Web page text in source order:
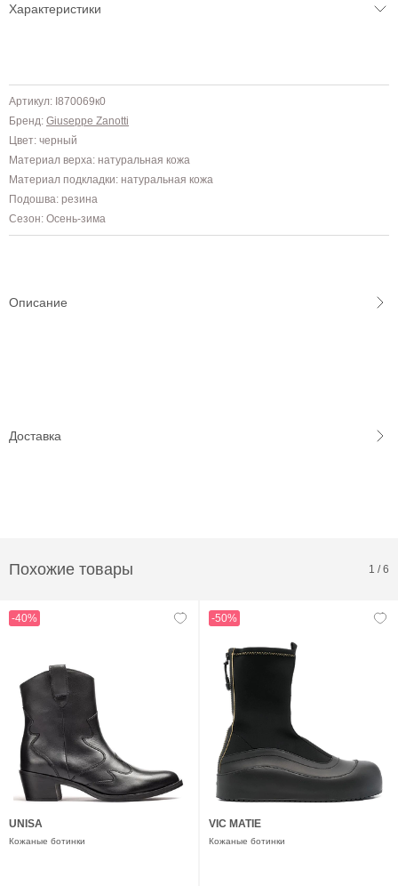
Характеристики
Артикул: I870069к0
Бренд: Giuseppe Zanotti
Цвет: черный
Материал верха: натуральная кожа
Материал подкладки: натуральная кожа
Подошва: резина
Сезон: Осень-зима
Описание
Доставка
Похожие товары 1 /6
-40%
UNISA
Кожаные ботинки
-50%
VIC MATIE
Кожаные ботинки